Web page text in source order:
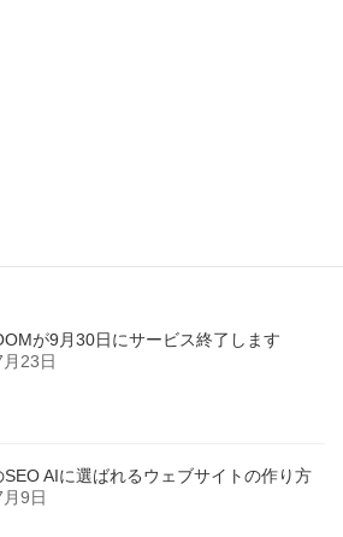
が9月30日にサービス終了します
23日
SEO AIに選ばれるウェブサイトの作り方
9日